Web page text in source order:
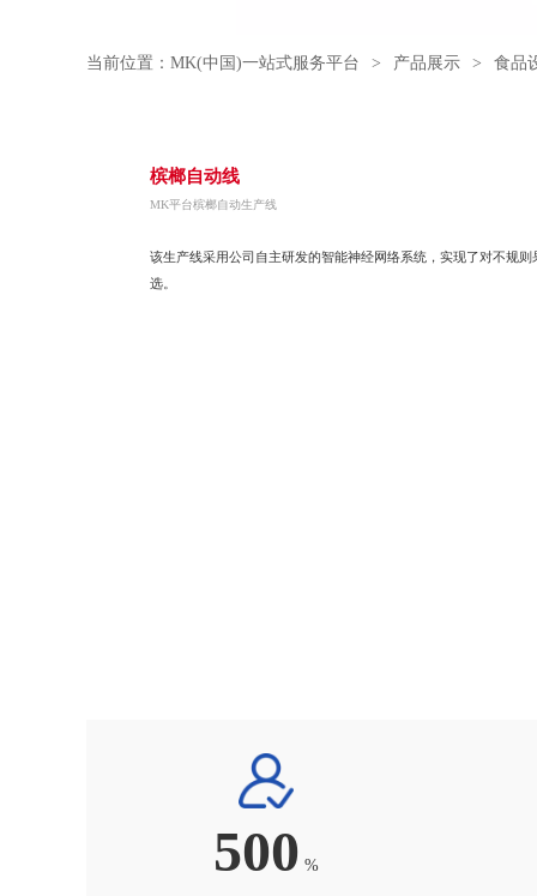
当前位置： MK(中国)一站式服务平台 > 产品展示 > 食品
槟榔自动线
MK平台槟榔自动生产线
该生产线采用公司自主研发的智能神经网络系统，实现了对不规
选。
500 %